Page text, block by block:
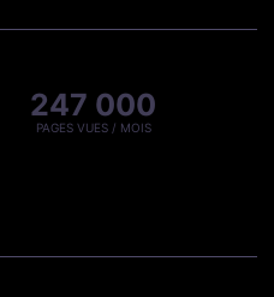
247 000
PAGES VUES / MOIS